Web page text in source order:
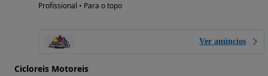
Profissional • Para o topo
Ver anúncios
Cicloreis Motoreis